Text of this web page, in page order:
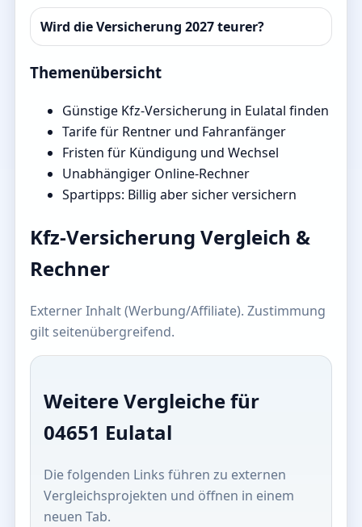
Wird die Versicherung 2027 teurer?
Themenübersicht
Günstige Kfz-Versicherung in Eulatal finden
Tarife für Rentner und Fahranfänger
Fristen für Kündigung und Wechsel
Unabhängiger Online-Rechner
Spartipps: Billig aber sicher versichern
Kfz-Versicherung Vergleich &
Rechner
Externer Inhalt (Werbung/Affiliate). Zustimmung
gilt seitenübergreifend.
Weitere Vergleiche für
04651 Eulatal
Die folgenden Links führen zu externen
Vergleichsprojekten und öffnen in einem
neuen Tab.